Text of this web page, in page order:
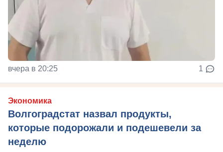
вчера в 20:25 1
Экономика
Волгоградстат назвал продукты,
которые подорожали и подешевели за
неделю